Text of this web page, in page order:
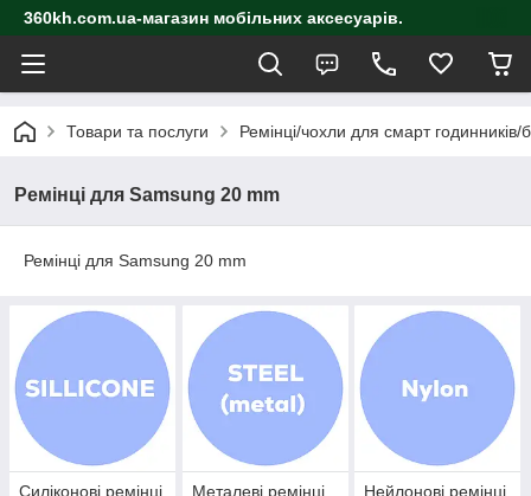
360kh.com.ua-магазин мобільних аксесуарів.
Товари та послуги Ремінці/чохли для смарт годинників/
Ремінці для Samsung 20 mm
Ремінці для Samsung 20 mm
Силіконові ремінці
Металеві ремінці
Нейлонові ремінці